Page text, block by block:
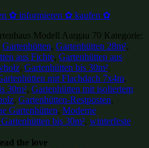
✿ informieren ✿ kaufen ✿
Modell Aargau 70 Kategorie:
Gartenhütten, Gartenhütten 28m²,
aus Fichte, Gartenhütten aus
, Gartenhütten bis 30m²,
mit Flachdach 7x4m,
30m², Gartenhütten mit isoliertem
, Gartenhütten-Restposten,
Gartenhütten, Moderne
bis 30m², winterfeste
the love